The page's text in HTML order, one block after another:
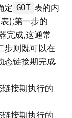
定 GOT 表的内
);第一步的
完成,这通常
步则既可以在
态链接期完成.
接期执行的
接期执行的